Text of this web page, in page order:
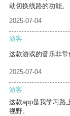
动切换线路的功能。
2025-07-04
游客
这款游戏的音乐非常
2025-07-04
游客
这款app是我学习路
视野。